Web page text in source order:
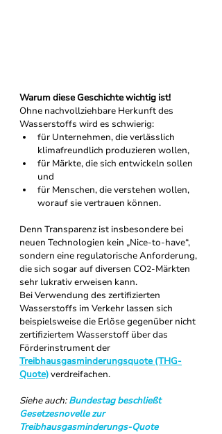
Warum diese Geschichte wichtig ist!
Ohne nachvollziehbare Herkunft des
Wasserstoffs wird es schwierig:
für Unternehmen, die verlässlich
klimafreundlich produzieren wollen,
für Märkte, die sich entwickeln sollen
und
für Menschen, die verstehen wollen,
worauf sie vertrauen können.
Denn Transparenz ist insbesondere bei
neuen Technologien kein „Nice-to-have“,
sondern eine regulatorische Anforderung,
die sich sogar auf diversen CO2-Märkten
sehr lukrativ erweisen kann.
Bei Verwendung des zertifizierten
Wasserstoffs im Verkehr lassen sich
beispielsweise die Erlöse gegenüber nicht
zertifiziertem Wasserstoff über das
Förderinstrument der
Treibhausgasminderungsquote (THG-
Quote) verdreifachen.
Siehe auch: Bundestag beschließt
Gesetzesnovelle zur
Treibhausgasminderungs-Quote